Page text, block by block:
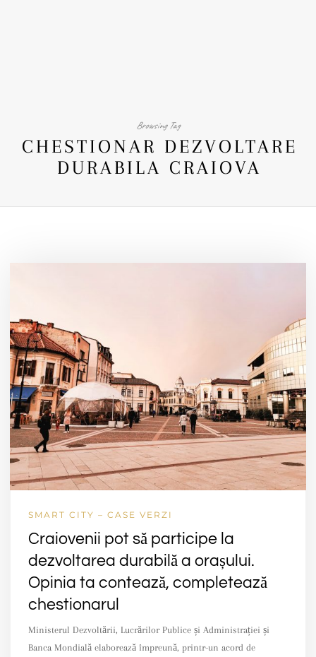
Browsing Tag
CHESTIONAR DEZVOLTARE
DURABILA CRAIOVA
SMART CITY – CASE VERZI
Craiovenii pot să participe la
dezvoltarea durabilă a orașului.
Opinia ta contează, completează
chestionarul
Ministerul Dezvoltării, Lucrărilor Publice și Administrației și
Banca Mondială elaborează împreună, printr-un acord de